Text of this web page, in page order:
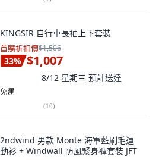
KINGSIR 自行車長袖上下套裝
首購折扣價$1,506
33% $1,007
8/12 星期三 預計送達
免運
(10)
2ndwind 男款 Monte 海軍藍刷毛運
動衫 + Windwall 防風緊身褲套裝 JFT